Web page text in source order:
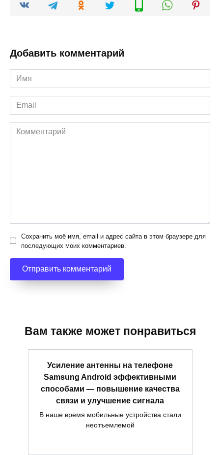
Добавить комментарий
Имя
*
Email
*
Комментарий
Сохранить моё имя, email и адрес сайта в этом браузере для
последующих моих комментариев.
Вам также может понравиться
Усиление антенны на телефоне
Samsung Android эффективными
способами — повышение качества
связи и улучшение сигнала
В наше время мобильные устройства стали
неотъемлемой